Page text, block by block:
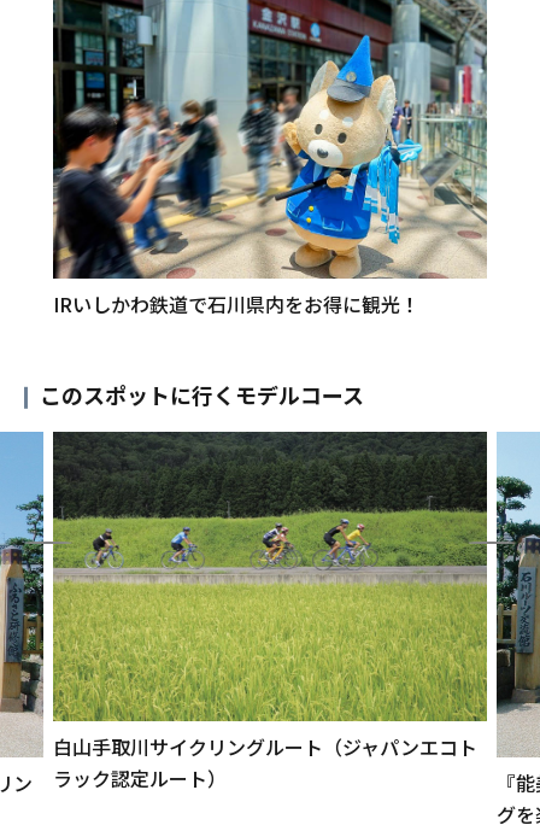
IRいしかわ鉄道で石川県内をお得に観光！
このスポットに行くモデルコース
ン
白山手取川サイクリングルート（ジャパンエコト
ラック認定ルート）
『
グ